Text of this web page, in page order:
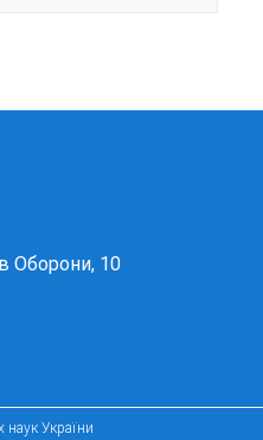
Оборони, 10
наук України